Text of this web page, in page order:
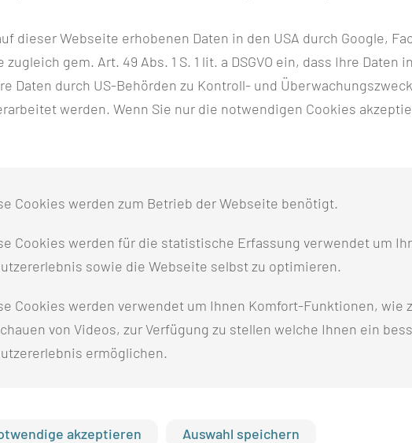
Zentrum
dieser Webseite erhobenen Daten in den USA durch Google,
gem. Art. 49 Abs. 1 S. 1 lit. a DSGVO ein, dass Ihre
Daten durch US-Behörden zu Kontroll- und
werden. Wenn Sie nur die notwendigen Cookies
Cookies werden zum Betrieb der Webseite benötigt.
Cookies werden für die statistische Erfassung verwendet um Ihr
sowie die Webseite selbst zu optimieren.
Cookies werden verwendet um Ihnen Komfort-Funktionen, wie
von Videos, zur Verfügung zu stellen welche Ihnen ein
ermöglichen.
akzeptieren Auswahl speichern